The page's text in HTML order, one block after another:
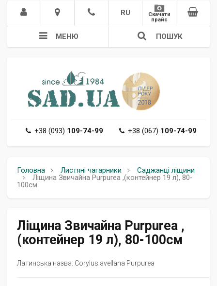
RU
Скачати
прайс
МЕНЮ ПОШУК
+38 (093) 109-74-99 +38 (067) 109-74-99
Головна Листяні чагарники
Саджанці ліщини
Ліщина Звичайна Purpurea ,(контейнер 19 л), 80-
100см
Ліщина Звичайна Purpurea ,
(контейнер 19 л), 80-100см
Латинська назва: Corylus avellana Purpurea